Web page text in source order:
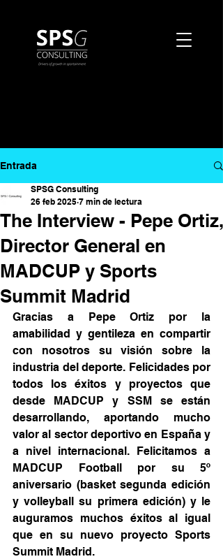
Entrada
The Interview - Pepe Ortiz,
Director General en
MADCUP y Sports
Summit Madrid
SPSG Consulting
26 feb 2025 7 min de lectura
Gracias a Pepe Ortiz por la
amabilidad y gentileza en compartir
con nosotros su visión sobre la
industria del deporte. Felicidades por
todos los éxitos y proyectos que
desde MADCUP y SSM se están
desarrollando, aportando mucho
valor al sector deportivo en España y
a nivel internacional. Felicitamos a
MADCUP Football por su 5º
aniversario (basket segunda edición
y volleyball su primera edición) y le
auguramos muchos éxitos al igual
que en su nuevo proyecto Sports
Summit Madrid.